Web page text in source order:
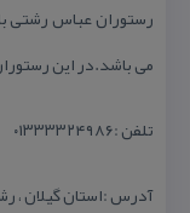
رستوران عباس رشتی با
می باشد.در این
تلفن :۰۱۳۳۳۳۲۴۹۸۶
آدرس :استان گیلان ،